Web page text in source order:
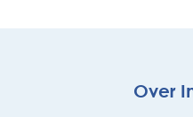
Over